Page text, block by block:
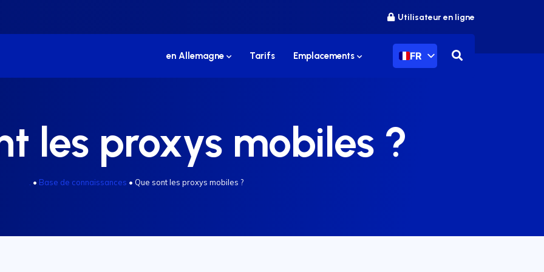
Utilisateur en ligne
en Allemagne Tarifs Emplacements FR
les proxys mobiles ?
• Base de connaissances • Que sont les proxys mobiles ?